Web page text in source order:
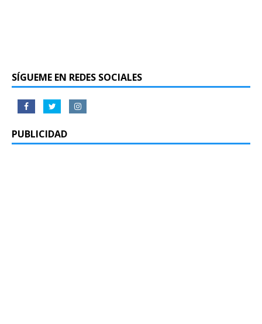
SÍGUEME EN REDES SOCIALES
PUBLICIDAD